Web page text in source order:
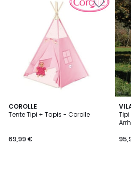
COROLLE
Tente Tipi + Tapis - Corolle
69,99 €
Tipi